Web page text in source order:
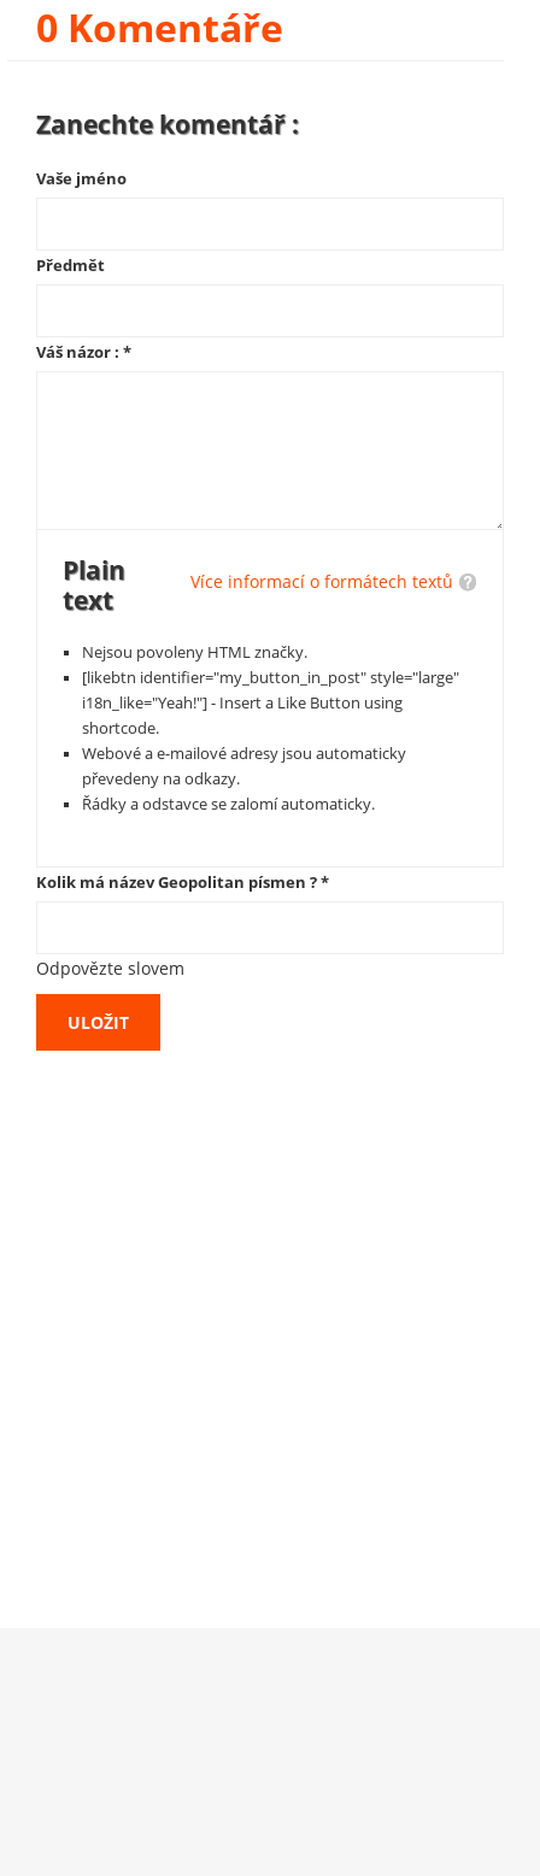
0 Komentáře
Zanechte komentář :
Vaše jméno
Předmět
Váš názor : *
Více informací o formátech textů
Plain
text
Nejsou povoleny HTML značky.
[likebtn identifier="my_button_in_post" style="large"
i18n_like="Yeah!"] - Insert a Like Button using
shortcode.
Webové a e-mailové adresy jsou automaticky
převedeny na odkazy.
Řádky a odstavce se zalomí automaticky.
Kolik má název Geopolitan písmen ?*
Odpovězte slovem